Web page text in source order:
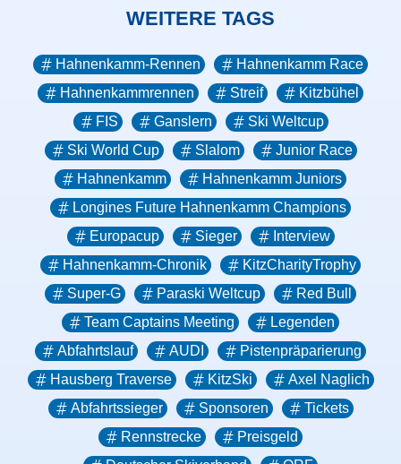
WEITERE TAGS
Hahnenkamm-Rennen
Hahnenkamm Race
Hahnenkammrennen
Streif
Kitzbühel
FIS
Ganslern
Ski Weltcup
Ski World Cup
Slalom
Junior Race
Hahnenkamm
Hahnenkamm Juniors
Longines Future Hahnenkamm Champions
Europacup
Sieger
Interview
Hahnenkamm-Chronik
KitzCharityTrophy
Super-G
Paraski Weltcup
Red Bull
Team Captains Meeting
Legenden
Abfahrtslauf
AUDI
Pistenpräparierung
Hausberg Traverse
KitzSki
Axel Naglich
Abfahrtssieger
Sponsoren
Tickets
Rennstrecke
Preisgeld